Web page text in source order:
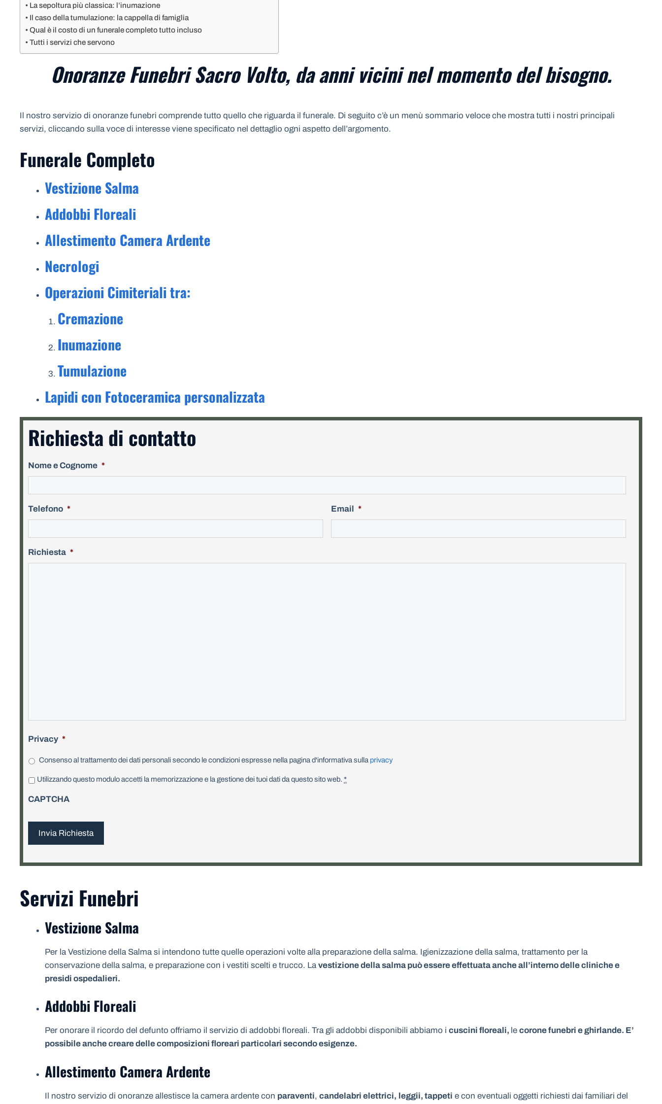
La sepoltura più classica: l’inumazione
Il caso della tumulazione: la cappella di famiglia
Qual è il costo di un funerale completo tutto incluso
Tutti i servizi che servono
Onoranze Funebri Sacro Volto, da anni vicini nel momento del bisogno.
Il nostro servizio di onoranze funebri comprende tutto quello che riguarda il funerale. Di seguito c’è un menù sommario veloce che mostra tutti i nostri principali
servizi, cliccando sulla voce di interesse viene specificato nel dettaglio ogni aspetto dell’argomento.
Funerale Completo
Vestizione Salma
Addobbi Floreali
Allestimento Camera Ardente
Necrologi
Operazioni Cimiteriali tra:
Cremazione
Inumazione
Tumulazione
Lapidi con Fotoceramica personalizzata
Richiesta di contatto
Nome e Cognome *
Telefono * Email *
Richiesta *
Privacy *
Consenso al trattamento dei dati personali secondo le condizioni espresse nella pagina d'informativa sulla privacy
P
i
a
y
Utilizzando questo modulo accetti la memorizzazione e la gestione dei tuoi dati da questo sito web. *
CAPTCHA
Servizi Funebri
Vestizione Salma
Per la Vestizione della Salma si intendono tutte quelle operazioni volte alla preparazione della salma. Igienizzazione della salma, trattamento per la
conservazione della salma, e preparazione con i vestiti scelti e trucco. La vestizione della salma può essere effettuata anche all’interno delle cliniche e
presidi ospedalieri.
Addobbi Floreali
Per onorare il ricordo del defunto offriamo il servizio di addobbi floreali. Tra gli addobbi disponibili abbiamo i cuscini floreali, le corone funebri e ghirlande. E’
possibile anche creare delle composizioni floreari particolari secondo esigenze.
Allestimento Camera Ardente
Il nostro servizio di onoranze allestisce la camera ardente con paraventi, candelabri elettrici, leggii, tappeti e con eventuali oggetti richiesti dai familiari del